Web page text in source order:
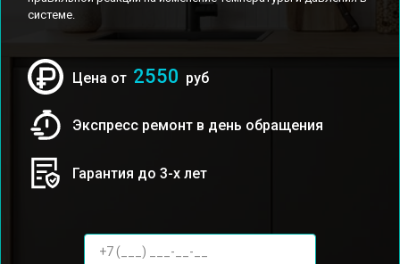
системе.
Цена от 2550 руб
Экспресс ремонт в день обращения
Гарантия до 3-х лет